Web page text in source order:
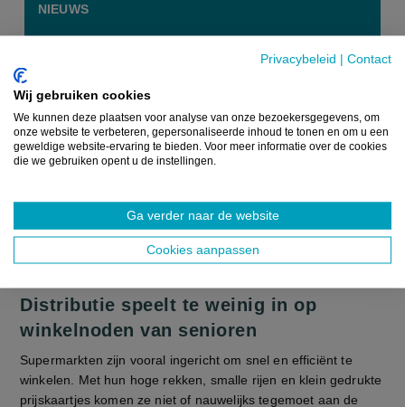
Privacybeleid | Contact
Wij gebruiken cookies
We kunnen deze plaatsen voor analyse van onze bezoekersgegevens, om
onze website te verbeteren, gepersonaliseerde inhoud te tonen en om u een
geweldige website-ervaring te bieden. Voor meer informatie over de cookies
die we gebruiken opent u de instellingen.
Ga verder naar de website
Cookies aanpassen
Distributie speelt te weinig in op
winkelnoden van senioren
Supermarkten zijn vooral ingericht om snel en efficiënt te
winkelen. Met hun hoge rekken, smalle rijen en klein gedrukte
prijskaartjes komen ze niet of nauwelijks tegemoet aan de
NIEUWS